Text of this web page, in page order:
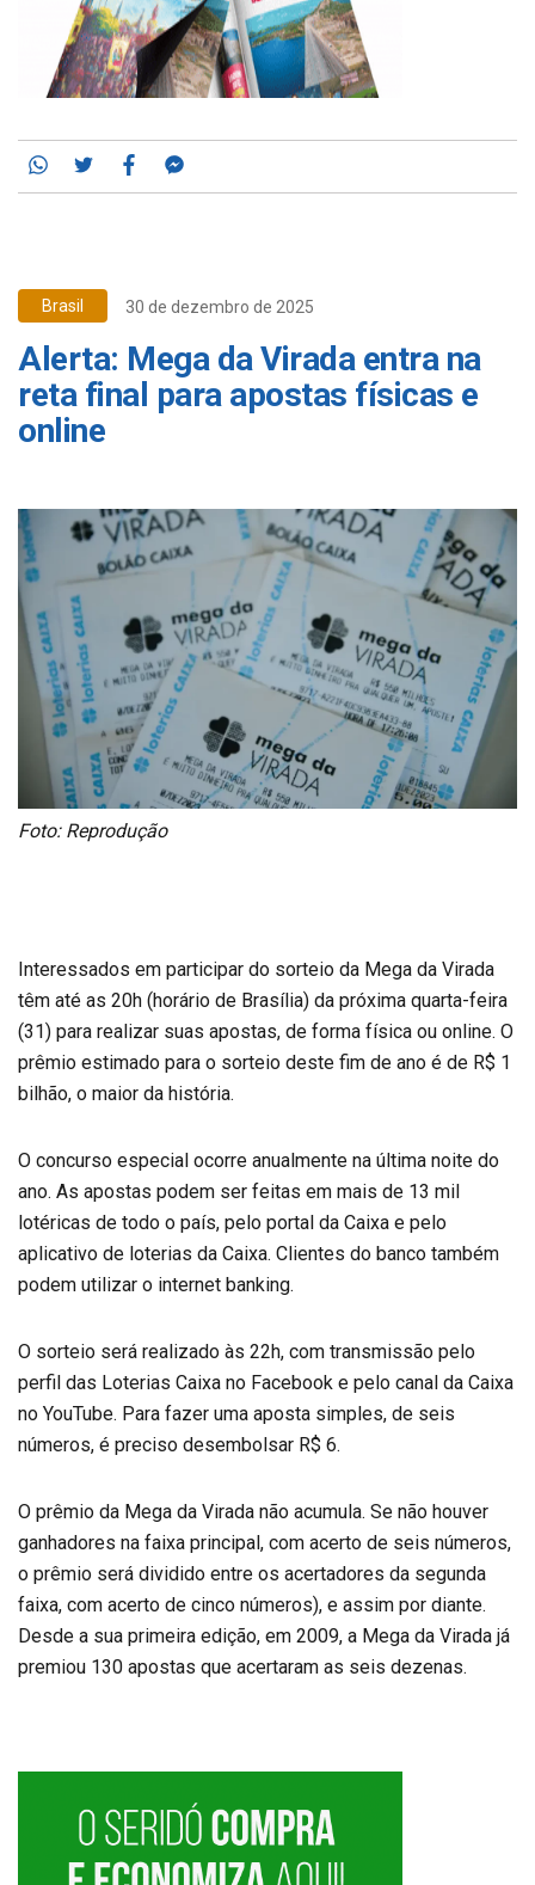
Whatsapp
TwitterFacebook
Brasil 30 de dezembro de 2025
Alerta: Mega da Virada entra na
reta final para apostas físicas e
online
Foto: Reprodução
Interessados em participar do sorteio da Mega da Virada
têm até as 20h (horário de Brasília) da próxima quarta-feira
(31) para realizar suas apostas, de forma física ou online. O
prêmio estimado para o sorteio deste fim de ano é de R$ 1
bilhão, o maior da história.
O concurso especial ocorre anualmente na última noite do
ano. As apostas podem ser feitas em mais de 13 mil
lotéricas de todo o país, pelo portal da Caixa e pelo
aplicativo de loterias da Caixa. Clientes do banco também
podem utilizar o internet banking.
O sorteio será realizado às 22h, com transmissão pelo
perfil das Loterias Caixa no Facebook e pelo canal da Caixa
no YouTube. Para fazer uma aposta simples, de seis
números, é preciso desembolsar R$ 6.
O prêmio da Mega da Virada não acumula. Se não houver
ganhadores na faixa principal, com acerto de seis números,
o prêmio será dividido entre os acertadores da segunda
faixa, com acerto de cinco números), e assim por diante.
Desde a sua primeira edição, em 2009, a Mega da Virada já
premiou 130 apostas que acertaram as seis dezenas.